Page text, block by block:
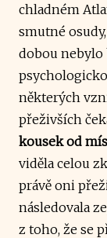
chladném
smutné
dobou nebylo
některých
přeživších
kousek od
viděla celou
právě oni
následovala
z toho, že se